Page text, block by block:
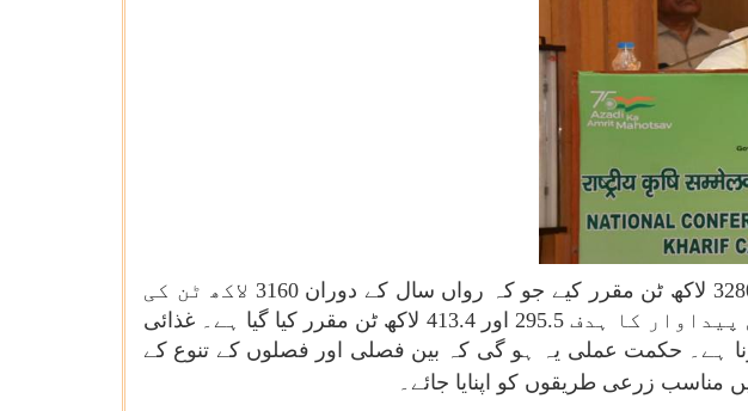
کانفرنس نے سال 2022-23 کے لیے کل غذائی اجناس کی پیداوار کے قومی اہداف 3280 لاکھ ٹن مقرر کیے جو کہ رواں سال کے دوران 3160 لاکھ ٹن کی
متوقع پیداوار کے مقابلے میں ہے۔ 2022-23 میں دالوں اور دالوں کی پیداوار کا ہدف 295.5 اور 413.4 لاکھ ٹن مقرر کیا گیا ہے۔ غذائی
2021-22 میں 115.3 سے بڑھا کر 2022-23 میں 205.0 لاکھ ٹن کرنا ہے۔ حکمت عملی یہ ہو گی کہ بین فصلی اور فصلوں کے تنوع کے
مناسب زرعی طریقوں کو اپنایا جائے۔